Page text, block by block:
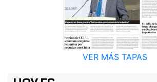
VER MÁS TAPAS